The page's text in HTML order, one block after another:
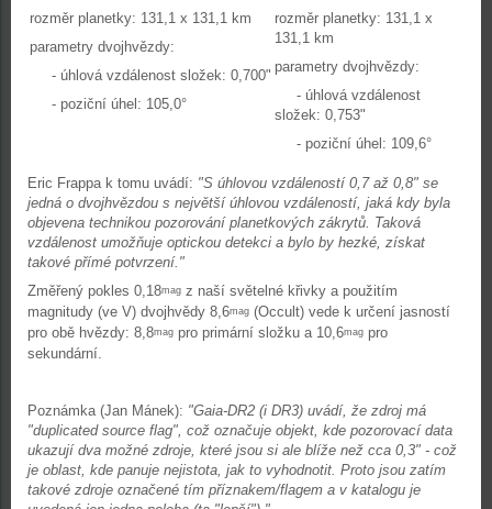
rozměr planetky: 131,1 x 131,1 km
parametry dvojhvězdy:
- úhlová vzdálenost složek: 0,700"
- poziční úhel: 105,0°
rozměr planetky: 131,1 x
131,1 km
parametry dvojhvězdy:
- úhlová vzdálenost
složek: 0,753"
- poziční úhel: 109,6°
Eric Frappa k tomu uvádí: "S úhlovou vzdáleností 0,7 až 0,8" se
jedná o dvojhvězdou s největší úhlovou vzdáleností, jaká kdy byla
objevena technikou pozorování planetkových zákrytů. Taková
vzdálenost umožňuje optickou detekci a bylo by hezké, získat
takové přímé potvrzení."
Změřený pokles 0,18mag z naší světelné křivky a použitím
magnitudy (ve V) dvojhvědy 8,6mag (Occult) vede k určení jasností
pro obě hvězdy: 8,8mag pro primární složku a 10,6mag pro
sekundární.
Poznámka (Jan Mánek): "Gaia-DR2 (i DR3) uvádí, že zdroj má
"duplicated source flag", což označuje objekt, kde pozorovací data
ukazují dva možné zdroje, které jsou si ale blíže než cca 0,3" - což
je oblast, kde panuje nejistota, jak to vyhodnotit. Proto jsou zatím
takové zdroje označené tím příznakem/flagem a v katalogu je